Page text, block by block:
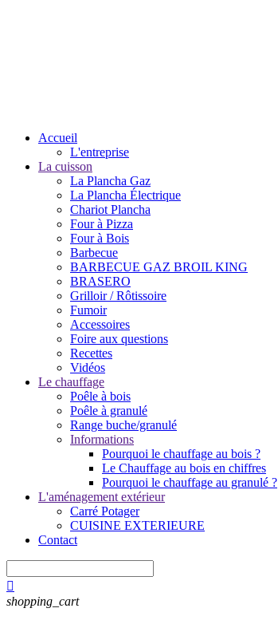
Accueil
L'entreprise
La cuisson
La Plancha Gaz
La Plancha Électrique
Chariot Plancha
Four à Pizza
Four à Bois
Barbecue
BARBECUE GAZ BROIL KING
BRASERO
Grilloir / Rôtissoire
Fumoir
Accessoires
Foire aux questions
Recettes
Vidéos
Le chauffage
Poêle à bois
Poêle à granulé
Range buche/granulé
Informations
Pourquoi le chauffage au bois ?
Le Chauffage au bois en chiffres
Pourquoi le chauffage au granulé ?
L'aménagement extérieur
Carré Potager
CUISINE EXTERIEURE
Contact

shopping_cart